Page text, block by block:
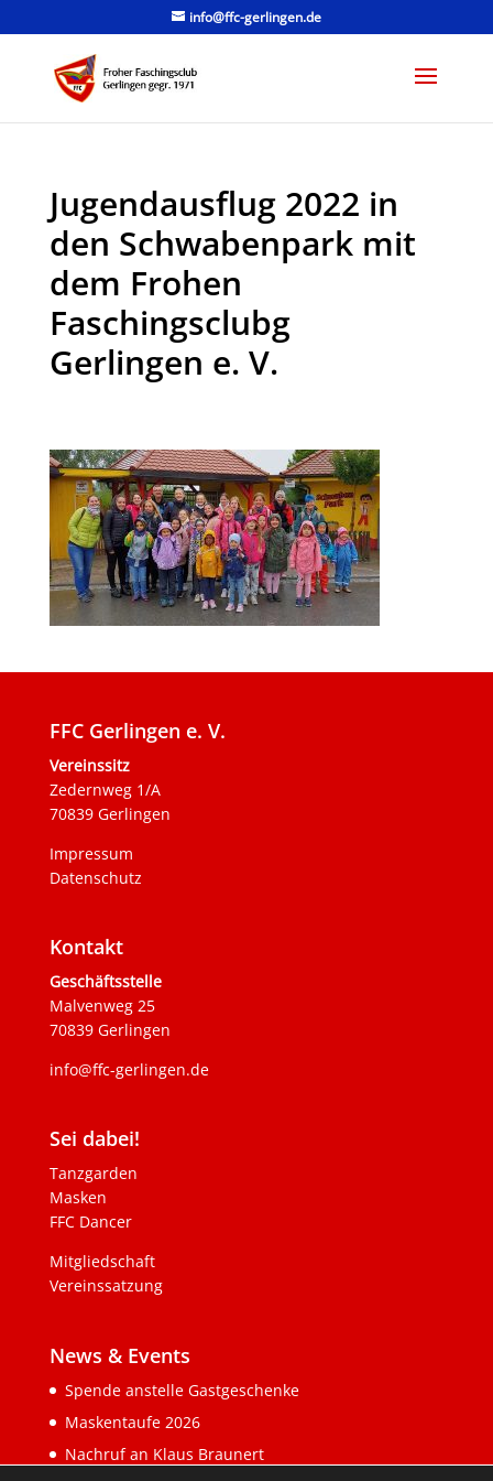
info@ffc-gerlingen.de
Jugendausflug 2022 in
den Schwabenpark mit
dem Frohen
Faschingsclubg
Gerlingen e. V.
FFC Gerlingen e. V.
Vereinssitz
Zedernweg 1/A
70839 Gerlingen
Impressum
Datenschutz
Kontakt
Geschäftsstelle
Malvenweg 25
70839 Gerlingen
info@ffc-gerlingen.de
Sei dabei!
Tanzgarden
Masken
FFC Dancer
Mitgliedschaft
Vereinssatzung
News & Events
Spende anstelle Gastgeschenke
Maskentaufe 2026
Nachruf an Klaus Braunert